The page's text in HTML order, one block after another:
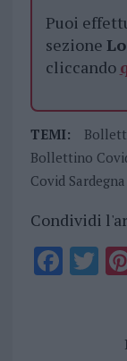
Puoi
sezione
cliccando
TEMI:
Bollettino
Covid Sardegna
Condividi
F T